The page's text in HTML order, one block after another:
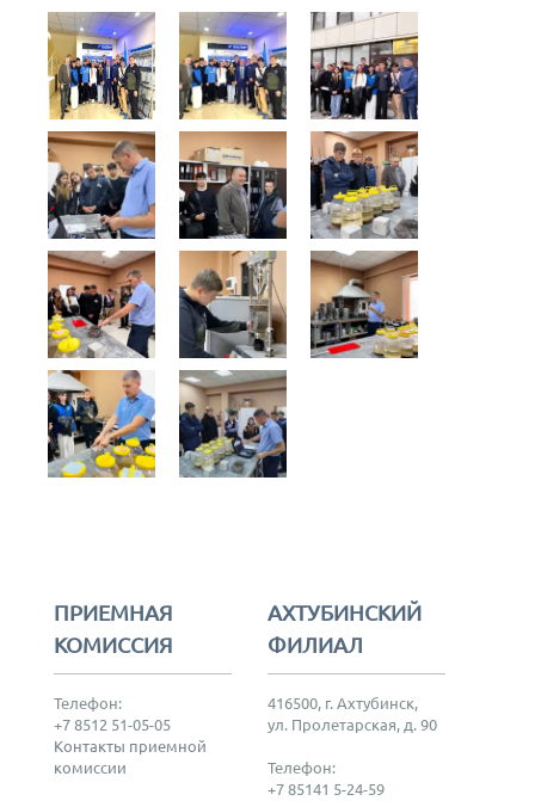
ПРИЕМНАЯ
КОМИССИЯ
Телефон:
+7 8512 51-05-05
Контакты приемной
комиссии
АХТУБИНСКИЙ
ФИЛИАЛ
416500, г. Ахтубинск,
ул. Пролетарская, д. 90
Телефон:
+7 85141 5-24-59